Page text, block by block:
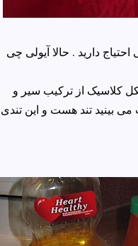
دارید . حالا آیولی چی
کلاسیک از ترکیب سیر و
بینید تند هست و این تندی